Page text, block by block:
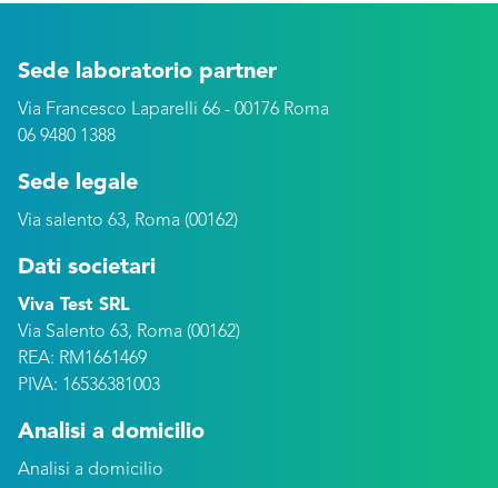
Sede laboratorio partner
Via Francesco Laparelli 66 - 00176 Roma
06 9480 1388
Sede legale
Via salento 63, Roma (00162)
Dati societari
Viva Test SRL
Via Salento 63, Roma (00162)
REA: RM1661469
PIVA: 16536381003
Analisi a domicilio
Analisi a domicilio